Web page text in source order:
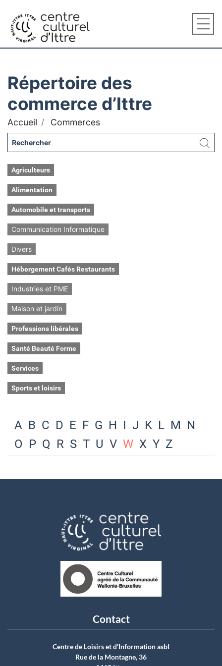
Répertoire des
commerce d’Ittre
Accueil Commerces
Agriculteurs
Alimentation
Automobile et transports
Communication Informatique
Divers
Hébergement Cafés Restaurants
Industries et PME
Maison et jardin
Professions libérales
Santé Beauté Forme
Services
Sports et loisirs
A B C D E F G H I J K L M N
O P Q R S T U V W X Y Z
Contact
Centre de Loisirs et d'Information asbI
Rue de la Montagne, 36